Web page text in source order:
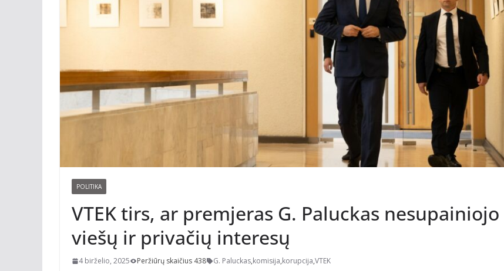
POLITIKA
VTEK tirs, ar premjeras G. Paluckas nesupainiojo
viešų ir privačių interesų
4 birželio, 2025 Peržiūrų skaičius 438 G. Paluckas,komisija,korupcija,VTEK